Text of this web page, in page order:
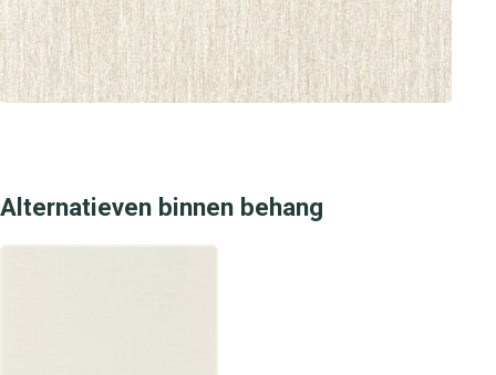
winkels en laat je adviseren door onze experts. Bij
behangplaza vind je altijd het juiste behang voor jouw
interieurwensen, met de beste service en een ruime
keuze aan designs. Bezoek een van onze winkels en geef
Alternatieven binnen behang